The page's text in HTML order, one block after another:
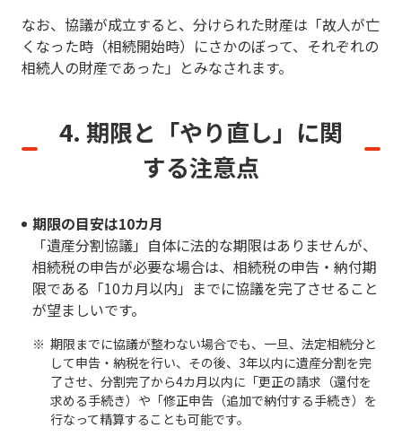
なお、協議が成立すると、分けられた財産は「故人が亡
くなった時（相続開始時）にさかのぼって、それぞれの
相続人の財産であった」とみなされます。
4. 期限と「やり直し」に関
する注意点
期限の目安は10カ月
「遺産分割協議」自体に法的な期限はありませんが、
相続税の申告が必要な場合は、相続税の申告・納付期
限である「10カ月以内」までに協議を完了させること
が望ましいです。
期限までに協議が整わない場合でも、一旦、法定相続分と
して申告・納税を行い、その後、3年以内に遺産分割を完
了させ、分割完了から4カ月以内に「更正の請求（還付を
求める手続き）や「修正申告（追加で納付する手続き）を
行なって精算することも可能です。